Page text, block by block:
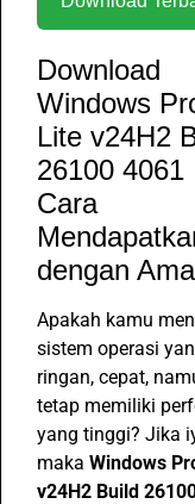
Download
Windows
Lite v24H2
26100 4061
Cara
dengan
Apakah kamu
sistem operasi
ringan, cepat,
tetap memiliki
yang tinggi? Jika
maka Windows
v24H2 Build